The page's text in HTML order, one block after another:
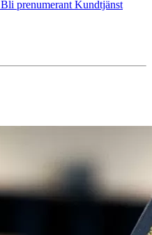
Bli prenumerant Kundtjänst